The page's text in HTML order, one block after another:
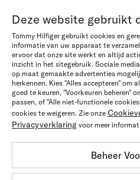
Bestelstatus
Verzending
Retourneren en restitutie
Bestellingen en betaling
Winkels
Over Tommy Hilfiger
Over ons
Newsroom
Algemene Voorwaarden
Join Us
Word member
Vacatures
Explore
Sustainability & Inclusivity
Tommy Hilfiger Black Friday
Taal / Land
Kies een taal
Deze website gebruikt
Tommy Hilfiger gebruikt cookies en
informatie van uw apparaat te
ervoor dat onze site werkt en altijd
inzicht in het sitegebruik. Sociale
op maat gemaakte advertenties
herkennen. Kies "Alles accepteren" om
goed te keuren, "Voorkeuren beheren"
passen, of "Alle niet-functionele
cookies te weigeren. Zie onze
Privacyverklaring voor meer
Beheer